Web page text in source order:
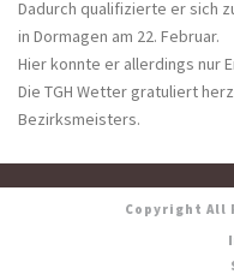
Dadurch qualifizierte er sich
in Dormagen am 22. Februar.
Hier konnte er allerdings nur
Die TGH Wetter gratuliert
Bezirksmeisters.
Copyright All